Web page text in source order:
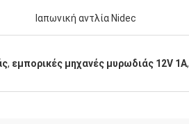
Ιαπωνική αντλία Nidec
, εμπορικές μηχανές μυρωδιάς 12V 1A,